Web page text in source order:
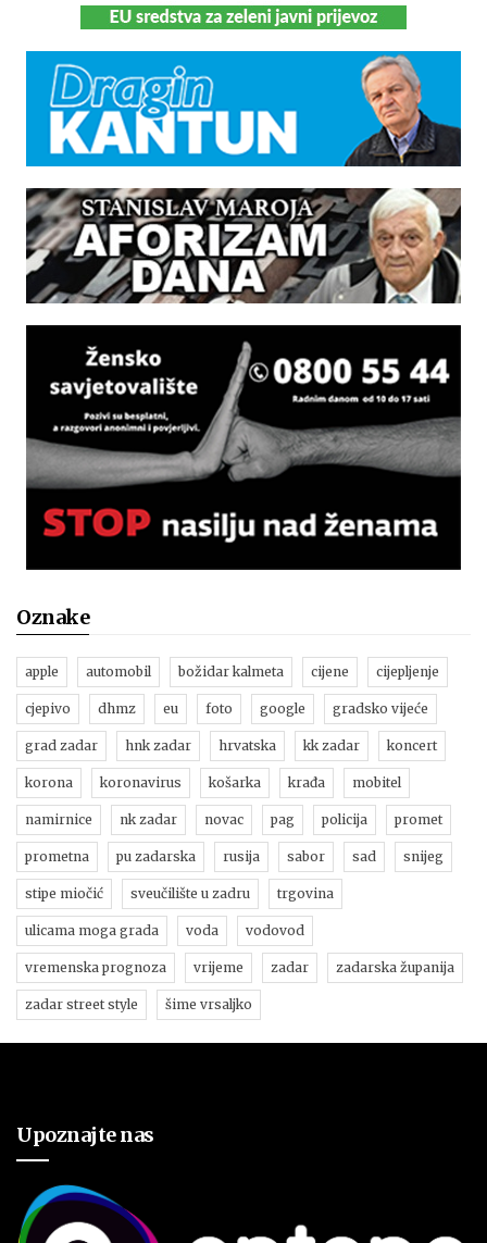
Oznake
apple automobil božidar kalmeta cijene cijepljenje
cjepivo dhmz eu foto google gradsko vijeće
grad zadar hnk zadar hrvatska kk zadar koncert
korona koronavirus košarka krađa mobitel
namirnice nk zadar novac pag policija promet
prometna pu zadarska rusija sabor sad snijeg
stipe miočić sveučilište u zadru trgovina
ulicama moga grada voda vodovod
vremenska prognoza vrijeme zadar zadarska županija
zadar street style šime vrsaljko
Upoznajte nas